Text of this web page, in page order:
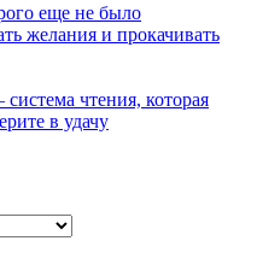
еще не было
желания и прокачивать
чтения, которая
в удачу